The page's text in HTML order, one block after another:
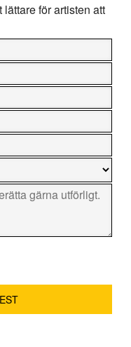
för artisten att